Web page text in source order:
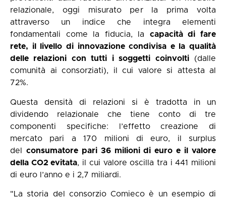
relazionale, oggi misurato per la prima volta
attraverso un indice che integra elementi
fondamentali come la fiducia, la capacità di fare
rete, il livello di innovazione condivisa e la qualità
delle relazioni con tutti i soggetti coinvolti(dalle
comunità ai consorziati), il cui valore si attesta al
72%.
Questa densità di relazioni si è tradotta in un
dividendo relazionale che tiene conto di tre
componenti specifiche: l’effetto creazione di
mercato pari a 170 milioni di euro, il surplus
del consumatore pari 36 milioni di euro e il valore
della CO2 evitata, il cui valore oscilla tra i 441 milioni
di euro l’anno e i 2,7 miliardi.
"La storia del consorzio Comieco è un esempio di